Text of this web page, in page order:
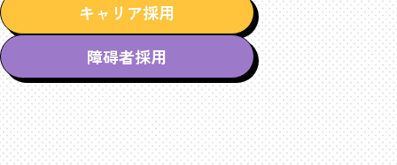
キャリア採用
障碍者採用